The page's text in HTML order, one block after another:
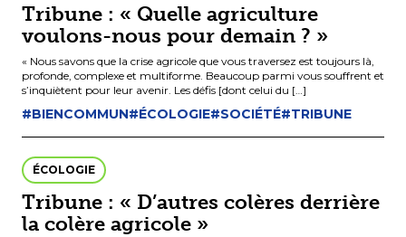
Tribune : « Quelle agriculture
voulons-nous pour demain ? »
« Nous savons que la crise agricole que vous traversez est toujours là,
profonde, complexe et multiforme. Beaucoup parmi vous souffrent et
s’inquiètent pour leur avenir. Les défis [dont celui du […]
#BIENCOMMUN#ÉCOLOGIE#SOCIÉTÉ#TRIBUNE
ÉCOLOGIE
Tribune : « D’autres colères derrière
la colère agricole »